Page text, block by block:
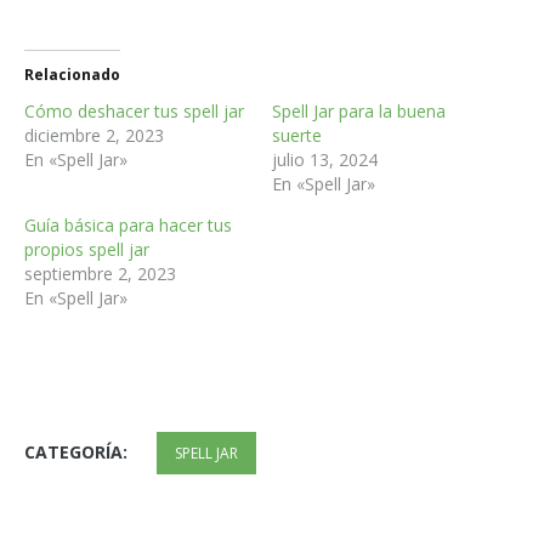
Relacionado
Cómo deshacer tus spell jar
diciembre 2, 2023
En «Spell Jar»
Spell Jar para la buena
suerte
julio 13, 2024
En «Spell Jar»
Guía básica para hacer tus
propios spell jar
septiembre 2, 2023
En «Spell Jar»
CATEGORÍA: SPELL JAR